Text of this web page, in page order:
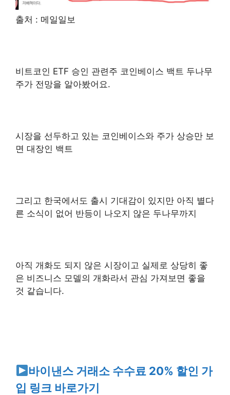
출처 : 메일일보
비트코인 ETF 승인 관련주 코인베이스 백트 두나무
주가 전망을 알아봤어요.
시장을 선두하고 있는 코인베이스와 주가 상승만 보
면 대장인 백트
그리고 한국에서도 출시 기대감이 있지만 아직 별다
른 소식이 없어 반등이 나오지 않은 두나무까지
아직 개화도 되지 않은 시장이고 실제로 상당히 좋
은 비즈니스 모델의 개화라서 관심 가져보면 좋을
것 같습니다.
바이낸스 거래소 수수료 20% 할인 가
입 링크 바로가기